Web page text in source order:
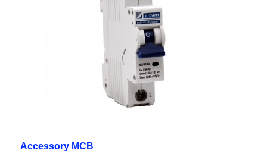
Accessory MCB